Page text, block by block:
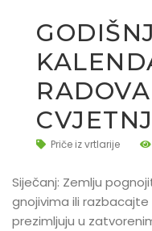
Priče iz vrtlarije
Siječanj: Zemlju
gnojivima ili
prezimljuju u